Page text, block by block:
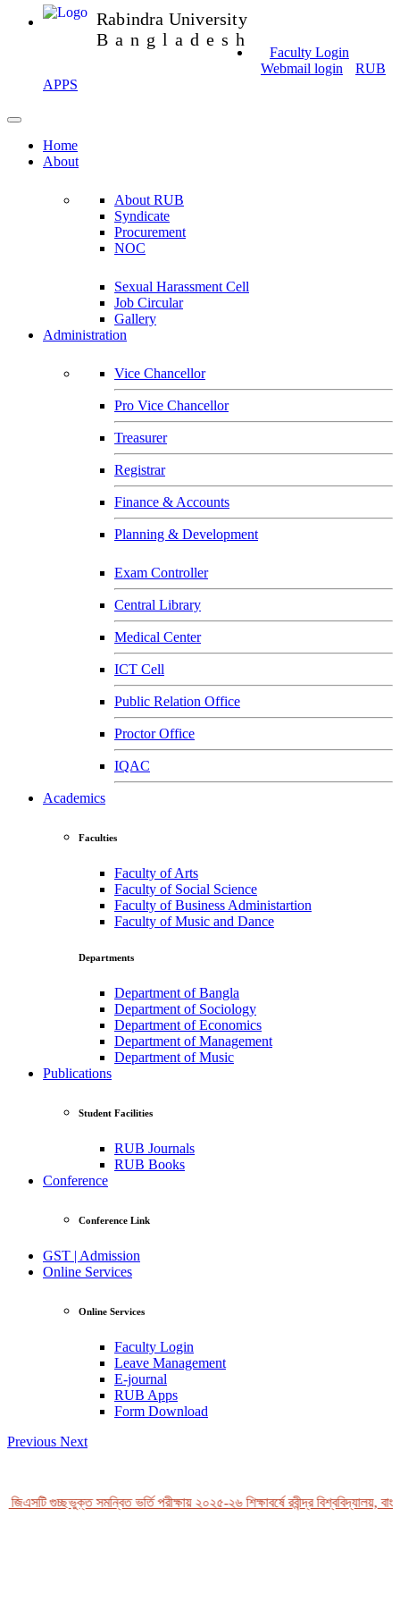
Rabindra University
Bangladesh
Faculty Login
Webmail login
RUB
APPS
Home
About
About RUB
Syndicate
Procurement
NOC
Sexual Harassment Cell
Job Circular
Gallery
Administration
Vice Chancellor
Pro Vice Chancellor
Treasurer
Registrar
Finance & Accounts
Planning & Development
Exam Controller
Central Library
Medical Center
ICT Cell
Public Relation Office
Proctor Office
IQAC
Academics
Faculties
Faculty of Arts
Faculty of Social Science
Faculty of Business Administartion
Faculty of Music and Dance
Departments
Department of Bangla
Department of Sociology
Department of Economics
Department of Management
Department of Music
Publications
Student Facilities
RUB Journals
RUB Books
Conference
Conference Link
GST | Admission
Online Services
Online Services
Faculty Login
Leave Management
E-journal
RUB Apps
Form Download
Previous Next
গুচ্ছভুক্ত সমন্বিত ভর্তি পরীক্ষায় ২০২৫-২৬ শিক্ষাবর্ষে রবীন্দ্র বিশ্ববিদ্যালয়,